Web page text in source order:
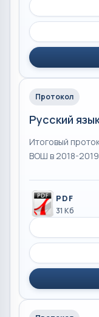
Протокол
Русский
Итоговый
ВОШ в 2018-2019
PDF
31 Кб